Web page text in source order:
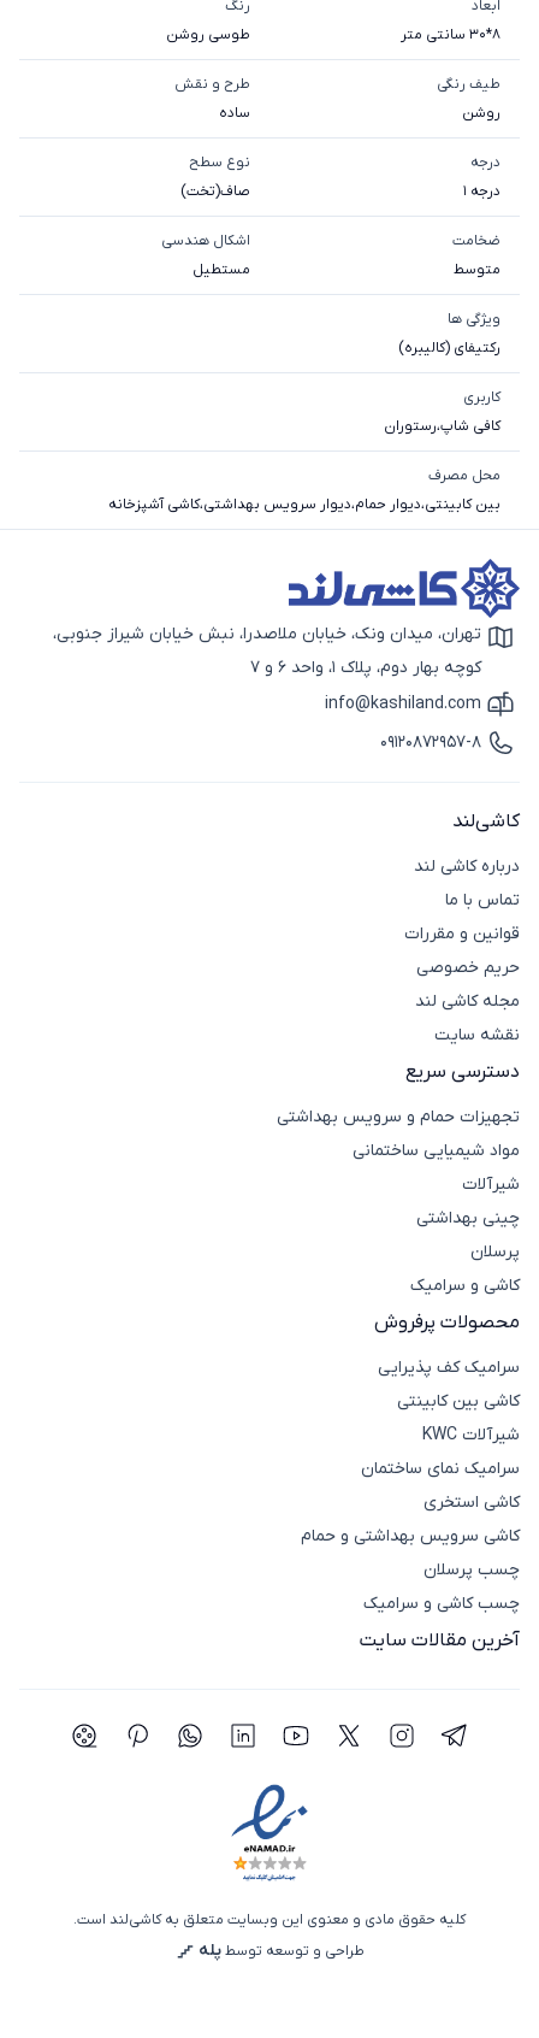
ابعاد
8*30 سانتی متر
رنگ
طوسی روشن
طیف رنگی
روشن
طرح و نقش
ساده
درجه
درجه 1
نوع سطح
صاف(تخت)
ضخامت
متوسط
اشکال هندسی
مستطیل
ویژگی ها
رکتیفای (کالیبره)
کاربری
کافی شاپ،رستوران
محل مصرف
بین کابینتی،دیوار حمام،دیوار سرویس بهداشتی،کاشی آشپزخانه
آیکون نقشه
تهران، میدان ونک، خیابان ملاصدرا، نبش خیابان شیراز جنوبی،
کوچه بهار دوم، پلاک 1، واحد 6 و 7
آیکون ایمیل
info@kashiland.com
آیکون تماس
09120872957-8
کاشی‌لند
درباره کاشی لند
تماس با ما
قوانین و مقررات
حریم خصوصی
مجله کاشی لند
نقشه سایت
دسترسی سریع
تجهیزات حمام و سرویس بهداشتی
مواد شیمیایی ساختمانی
شیرآلات
چینی بهداشتی
پرسلان
کاشی و سرامیک
محصولات پرفروش
سرامیک کف پذیرایی
کاشی بین کابینتی
شیرآلات KWC
سرامیک نمای ساختمان
کاشی استخری
کاشی سرویس بهداشتی و حمام
چسب پرسلان
چسب کاشی و سرامیک
آخرین مقالات سایت
کلیه حقوق مادی و معنوی این وبسایت متعلق به کاشی‌لند است.
طراحی و توسعه توسطپله
شبکه اجتماعی تلگرام
شبکه اجتماعی اینستاگرام
شبکه اجتماعی توییتر(ایکس)
شبکه اجتماعی یوتیوب
شبکه اجتماعی لینکدین
شبکه اجتماعی واتساپ
شبکه اجتماعی
شبکه